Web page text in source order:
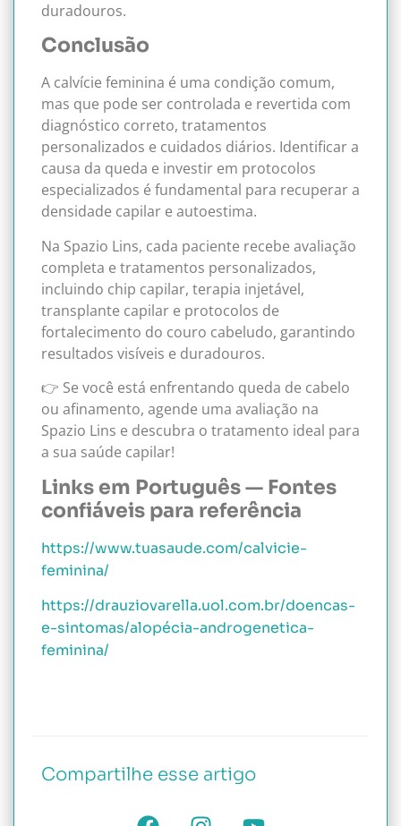
duradouros.
Conclusão
A calvície feminina é uma condição comum,
mas que pode ser controlada e revertida com
diagnóstico correto, tratamentos
personalizados e cuidados diários. Identificar a
causa da queda e investir em protocolos
especializados é fundamental para recuperar a
densidade capilar e autoestima.
Na Spazio Lins, cada paciente recebe avaliação
completa e tratamentos personalizados,
incluindo chip capilar, terapia injetável,
transplante capilar e protocolos de
fortalecimento do couro cabeludo, garantindo
resultados visíveis e duradouros.
👉 Se você está enfrentando queda de cabelo
ou afinamento, agende uma avaliação na
Spazio Lins e descubra o tratamento ideal para
a sua saúde capilar!
Links em Português — Fontes
confiáveis para referência
https://www.tuasaude.com/calvicie-
feminina/
https://drauziovarella.uol.com.br/doencas-
e-sintomas/alopécia-androgenetica-
feminina/
Compartilhe esse artigo